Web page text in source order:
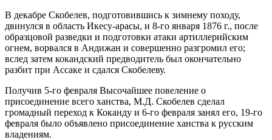
В декабре Скобелев, подготовившись к зимнему походу,
двинулся в область Икесу-арасы, и 8-го января 1876 г., после
образцовой разведки и подготовки атаки артиллерийским
огнем, ворвался в Андижан и совершенно разгромил его;
вслед затем кокандский предводитель был окончательно
разбит при Ассаке и сдался Скобелеву.
Получив 5-го февраля Высочайшее повеление о
присоединение всего ханства, М.Д. Скобелев сделал
громадный переход к Коканду и 6-го февраля занял его, 19-го
февраля было объявлено присоединение ханства к русским
владениям.